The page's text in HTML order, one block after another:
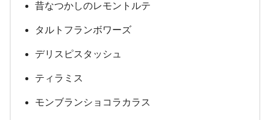
昔なつかしのレモントルテ
タルトフランボワーズ
デリスピスタッシュ
ティラミス
モンブランショコラカラス